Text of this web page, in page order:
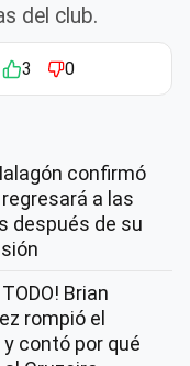
del club.
3 0
confirmó
a las
después de su
TODO! Brian
rompió el
contó por qué